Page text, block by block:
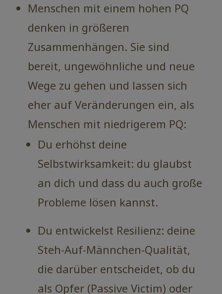
Menschen mit einem hohen PQ
denken in größeren
Zusammenhängen. Sie sind
bereit, ungewöhnliche und neue
Wege zu gehen und lassen sich
eher auf Veränderungen ein, als
Menschen mit niedrigerem PQ:
Du erhöhst deine
Selbstwirksamkeit: du glaubst
an dich und dass du auch große
Probleme lösen kannst.
Du entwickelst Resilienz: deine
Steh-Auf-Männchen-Qualität,
die darüber entscheidet, ob du
als Opfer (Passive Victim) oder